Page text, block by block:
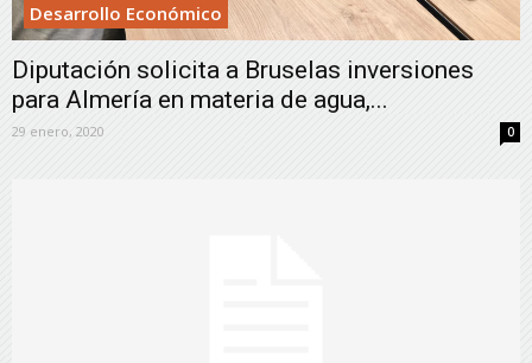
Desarrollo Económico
Diputación solicita a Bruselas inversiones
para Almería en materia de agua,...
29 enero, 2020 0